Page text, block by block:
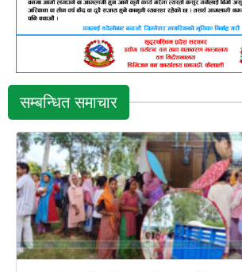
सम्बन्धित समाचार